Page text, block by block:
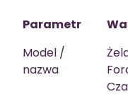
Parametr
Model /
nazwa